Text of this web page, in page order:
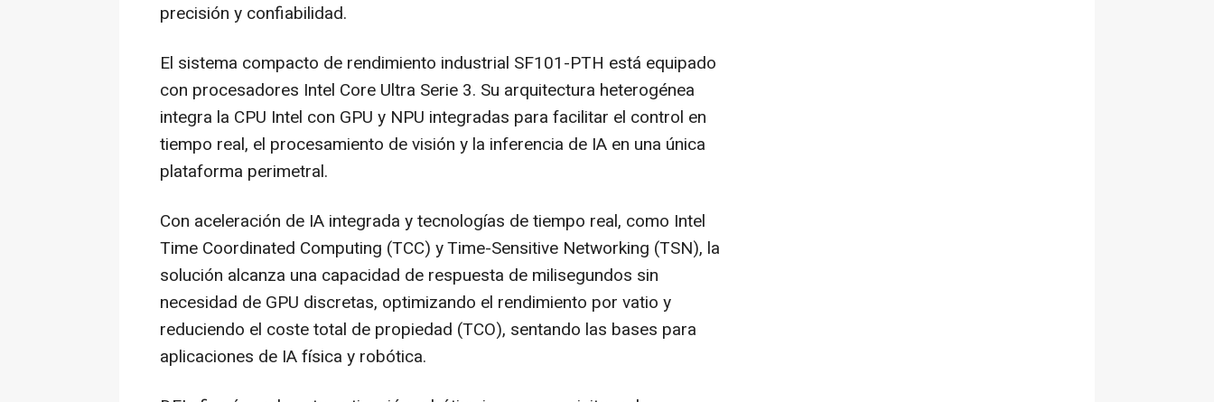
precisión y confiabilidad.
El sistema compacto de rendimiento industrial SF101-PTH está equipado
con procesadores Intel Core Ultra Serie 3. Su arquitectura heterogénea
integra la CPU Intel con GPU y NPU integradas para facilitar el control en
tiempo real, el procesamiento de visión y la inferencia de IA en una única
plataforma perimetral.
Con aceleración de IA integrada y tecnologías de tiempo real, como Intel
Time Coordinated Computing (TCC) y Time-Sensitive Networking (TSN), la
solución alcanza una capacidad de respuesta de milisegundos sin
necesidad de GPU discretas, optimizando el rendimiento por vatio y
reduciendo el coste total de propiedad (TCO), sentando las bases para
aplicaciones de IA física y robótica.